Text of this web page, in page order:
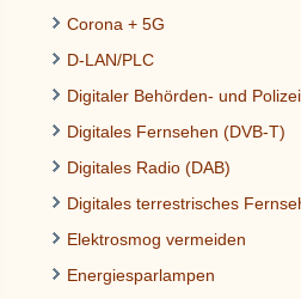
Corona + 5G
D-LAN/PLC
Digitaler Behörden- und
Digitales Fernsehen (DVB-T)
Digitales Radio (DAB)
Digitales terrestrisches
Elektrosmog vermeiden
Energiesparlampen